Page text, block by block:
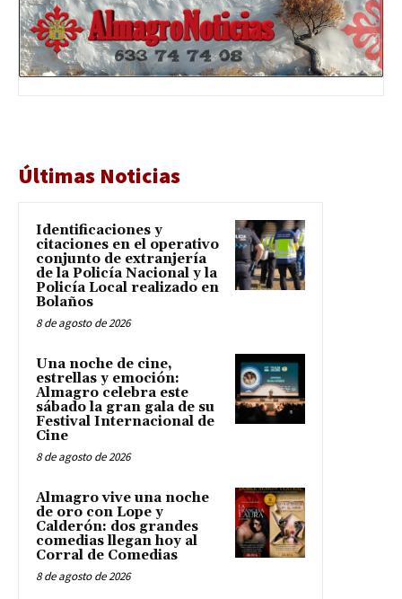
Últimas Noticias
Identificaciones y
citaciones en el operativo
conjunto de extranjería
de la Policía Nacional y la
Policía Local realizado en
Bolaños
8 de agosto de 2026
Una noche de cine,
estrellas y emoción:
Almagro celebra este
sábado la gran gala de su
Festival Internacional de
Cine
8 de agosto de 2026
Almagro vive una noche
de oro con Lope y
Calderón: dos grandes
comedias llegan hoy al
Corral de Comedias
8 de agosto de 2026